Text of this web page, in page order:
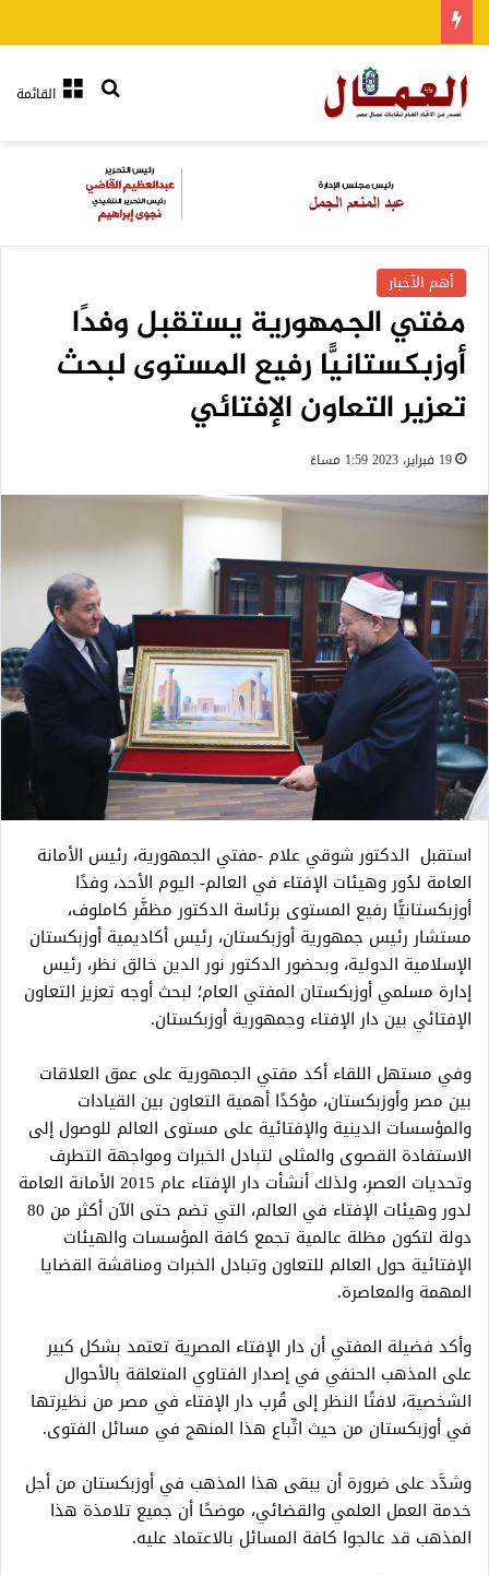
القائمةبحث عن
أهم الأخبار
مفتي الجمهورية يستقبل وفدًا
أوزبكستانيًّا رفيع المستوى لبحث
تعزير التعاون الإفتائي
19 فبراير، 2023 1:59 مساءً
استقبل الدكتور شوقي علام -مفتي الجمهورية، رئيس الأمانة
العامة لدُور وهيئات الإفتاء في العالم- اليوم الأحد، وفدًا
أوزبكستانيًّا رفيع المستوى برئاسة الدكتور مظفَّر كاملوف،
مستشار رئيس جمهورية أوزبكستان، رئيس أكاديمية أوزبكستان
الإسلامية الدولية، وبحضور الدكتور نور الدين خالق نظر، رئيس
إدارة مسلمي أوزبكستان المفتي العام؛ لبحث أوجه تعزيز التعاون
الإفتائي بين دار الإفتاء وجمهورية أوزبكستان.
وفي مستهل اللقاء أكد مفتي الجمهورية على عمق العلاقات
بين مصر وأوزبكستان، مؤكدًا أهمية التعاون بين القيادات
والمؤسسات الدينية والإفتائية على مستوى العالم للوصول إلى
الاستفادة القصوى والمثلى لتبادل الخبرات ومواجهة التطرف
وتحديات العصر، ولذلك أنشأت دار الإفتاء عام 2015 الأمانة العامة
لدور وهيئات الإفتاء في العالم، التي تضم حتى الآن أكثر من 80
دولة لتكون مظلة عالمية تجمع كافة المؤسسات والهيئات
الإفتائية حول العالم للتعاون وتبادل الخبرات ومناقشة القضايا
المهمة والمعاصرة.
وأكد فضيلة المفتي أن دار الإفتاء المصرية تعتمد بشكل كبير
على المذهب الحنفي في إصدار الفتاوي المتعلقة بالأحوال
الشخصية، لافتًا النظر إلى قُرب دار الإفتاء في مصر من نظيرتها
في أوزبكستان من حيث اتِّباع هذا المنهج في مسائل الفتوى.
وشدَّد على ضرورة أن يبقى هذا المذهب في أوزبكستان من أجل
خدمة العمل العلمي والقضائي، موضحًا أن جميع تلامذة هذا
المذهب قد عالجوا كافة المسائل بالاعتماد عليه.